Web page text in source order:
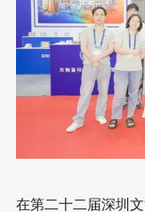
在第二十二届深圳